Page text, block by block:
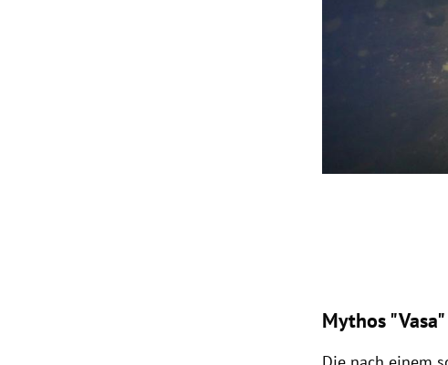
Mythos "Vasa"